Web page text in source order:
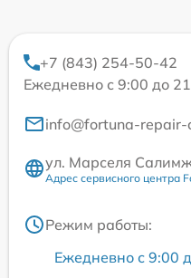
+7 (843) 254-50-42
Ежедневно с 9:00 до
info@fortuna-repair-
ул. Марселя
Адрес сервисного центра
Режим работы:
Ежедневно с 9:00